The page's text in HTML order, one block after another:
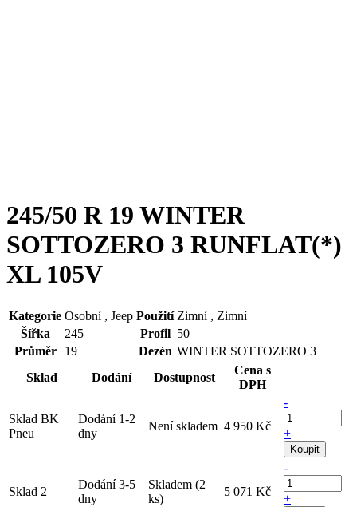
245/50 R 19 WINTER
SOTTOZERO 3 RUNFLAT(*)
XL 105V
Kategorie Osobní , Jeep Použití Zimní , Zimní
Šířka
245 Profil 50
Průměr
19 Dezén WINTER SOTTOZERO 3
Sklad
Dodání Dostupnost
Cena s
DPH
Sklad BK
Pneu
Dodání 1-2
dny
Není skladem 4 950 Kč
-
+
Koupit
Sklad 2
Dodání 3-5
dny
Skladem (2
ks)
5 071 Kč
-
+